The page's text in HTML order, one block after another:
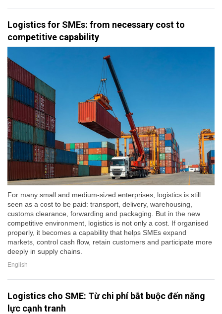
Logistics for SMEs: from necessary cost to
competitive capability
For many small and medium-sized enterprises, logistics is still
seen as a cost to be paid: transport, delivery, warehousing,
customs clearance, forwarding and packaging. But in the new
competitive environment, logistics is not only a cost. If organised
properly, it becomes a capability that helps SMEs expand
markets, control cash flow, retain customers and participate more
deeply in supply chains.
English
Logistics cho SME: Từ chi phí bắt buộc đến năng
lực cạnh tranh